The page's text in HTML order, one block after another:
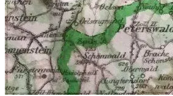
durchsuchen